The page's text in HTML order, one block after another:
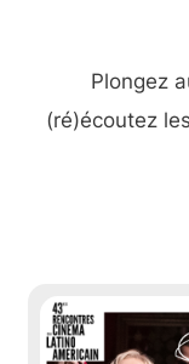
Plongez
(ré)écoutez